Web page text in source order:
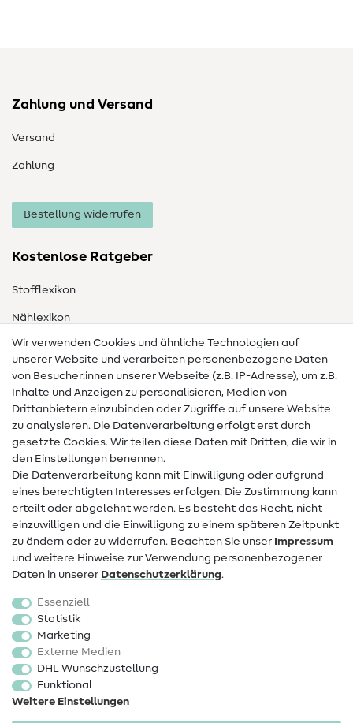
Zahlung und Versand
Versand
Zahlung
Bestellung widerrufen
Kostenlose Ratgeber
Stofflexikon
Nählexikon
Nähanleitungen
Hilfe & Kontakt
Kontakt
Infos zum Betreiberwechsel
Widerrufsrecht
Beliebt
Stoffe
Sale
Schnittmuster
Wir verwenden Cookies und ähnliche Technologien auf
unserer Website und verarbeiten personenbezogene Daten
von Besucher:innen unserer Webseite (z.B. IP-Adresse), um z.B.
Inhalte und Anzeigen zu personalisieren, Medien von
Drittanbietern einzubinden oder Zugriffe auf unsere Website
zu analysieren. Die Datenverarbeitung erfolgt erst durch
gesetzte Cookies. Wir teilen diese Daten mit Dritten, die wir in
den Einstellungen benennen.
Die Datenverarbeitung kann mit Einwilligung oder aufgrund
eines berechtigten Interesses erfolgen. Die Zustimmung kann
erteilt oder abgelehnt werden. Es besteht das Recht, nicht
einzuwilligen und die Einwilligung zu einem späteren Zeitpunkt
zu ändern oder zu widerrufen. Beachten Sie unser Impressum
und weitere Hinweise zur Verwendung personenbezogener
Daten in unserer Daten­schutz­erklärung.
Essenziell
Statistik
Marketing
Externe Medien
DHL Wunschzustellung
Funktional
Weitere Einstellungen